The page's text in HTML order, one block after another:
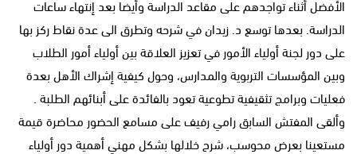
الأفضل أثناء تواجدهم على مقاعد الدراسة وأيضا بعد إنتهاء ساعات
الدراسة. بعدها توسع د. زيدان في شرحه وتطرق الى عدة نقاط ركز بها
على دور لجنة أولياء الأمور في تعزيز العلاقة بين أولياء أمور الطلاب
وبين المؤسسات التربوية والمدارس، وحول كيفية إشراك الأهل بعدة
فعليات وبرامج تثقيفية تطوعية تعود بالفائدة على أبنائهم الطلبة .
وألقى المفتش السابق رامي رفيف على مسامع الحضور محاضرة قيمة
مستعينا بعرض محوسب، شرح خلالها بشكل مهني أهمية دور أولياء